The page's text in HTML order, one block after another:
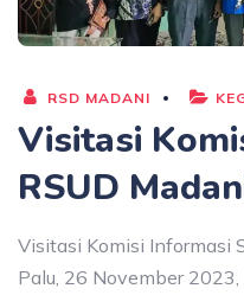
RSD MADANI
Visitasi
RSUD
Visitasi Komisi Informasi
Palu, 26 November